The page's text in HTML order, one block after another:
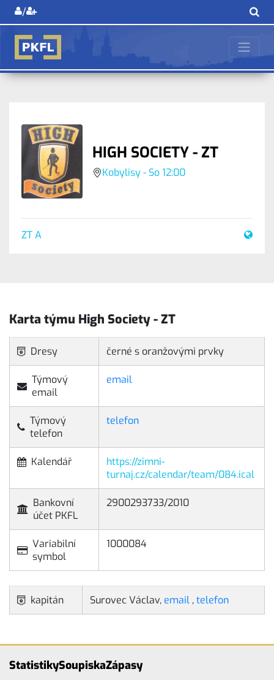
/
HIGH SOCIETY - ZT
Kobylisy - So 12:00
ZT A
Karta týmu High Society - ZT
Dresy černé s oranžovými prvky
Týmový
email
email
Týmový
telefon
telefon
Kalendář
https://zimni-
turnaj.cz/calendar/team/084.ical
Bankovní
účet PKFL
2900293733/2010
Variabilní
symbol
1000084
kapitán Surovec Václav, email ,telefon
StatistikySoupiskaZápasy